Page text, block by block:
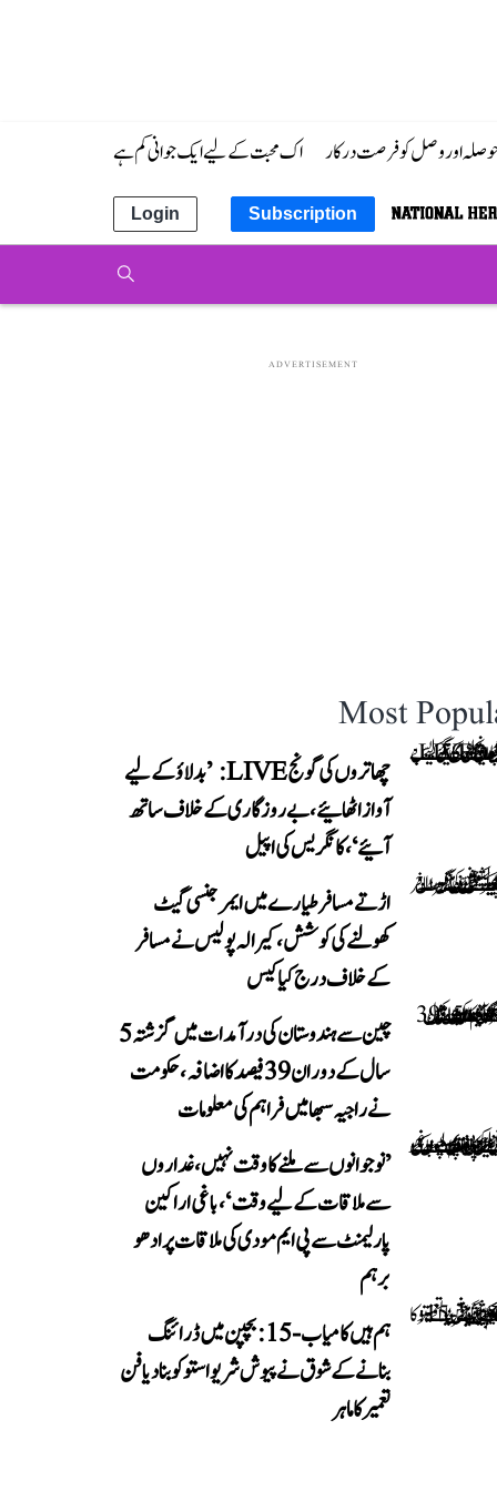
حوصلہ اور وصل کو فرصت درکار اک محبت کے لیے ایک جوانی کم ہے
Subscription
Login
ADVERTISEMENT
Most
چھاتروں کی گونج LIVE: ’بدلاؤ کے لیے
آواز اٹھائیے، بے روزگاری کے خلاف ساتھ
آئیے‘، کانگریس کی اپیل
اڑتے مسافر طیارے میں ایمرجنسی گیٹ
کھولنے کی کوشش، کیرالہ پولیس نے مسافر
کے خلاف درج کیا کیس
چین سے ہندوستان کی درآمدات میں گزشتہ 5
سال کے دوران 39 فیصد کا اضافہ، حکومت
نے راجیہ سبھا میں فراہم کی معلومات
’نوجوانوں سے ملنے کا وقت نہیں، غداروں
سے ملاقات کے لیے وقت‘، باغی اراکین
پارلیمنٹ سے پی ایم مودی کی ملاقات پر ادھو
برہم
ہم ہیں کامیاب-15: بچپن میں ڈرائنگ
بنانے کے شوق نے پیوش شریواستو کو بنا دیا فن
تعمیر کا ماہر